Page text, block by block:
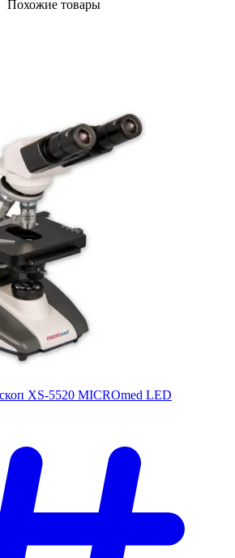
Похожие товары
XS-5520 MICROmed LED